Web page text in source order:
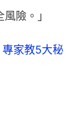
險。」
家教5大秘